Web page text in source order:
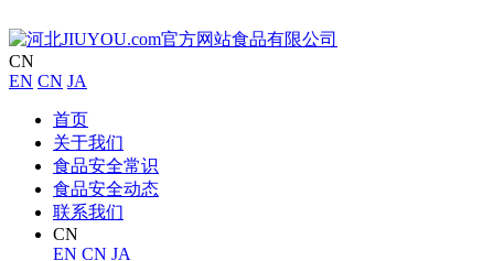
CN
EN CN JA
首页
关于我们
食品安全常识
食品安全动态
联系我们
CN
EN CN JA